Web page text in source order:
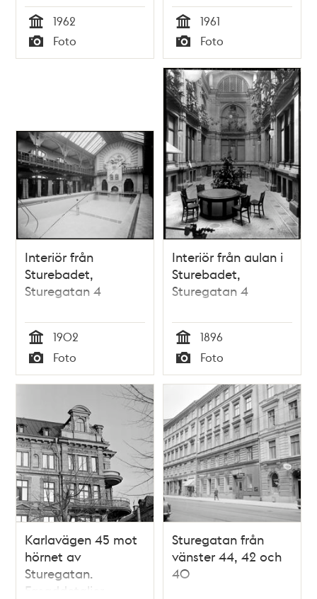
Tid
1962
Typ
Foto Tid
1961
Typ
Foto
Interiör från
Sturebadet,
Sturegatan 4
Tid
1902
Typ
Foto
Interiör från aulan i
Sturebadet,
Sturegatan 4
Tid
1896
Typ
Foto
Karlavägen 45 mot
hörnet av
Sturegatan.
Fasaddetaljer
Sturegatan från
vänster 44, 42 och
40